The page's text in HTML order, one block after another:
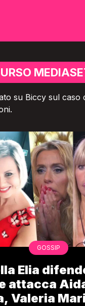
su Biccy sul
GOSSIP
Elia
attacca
Valeria